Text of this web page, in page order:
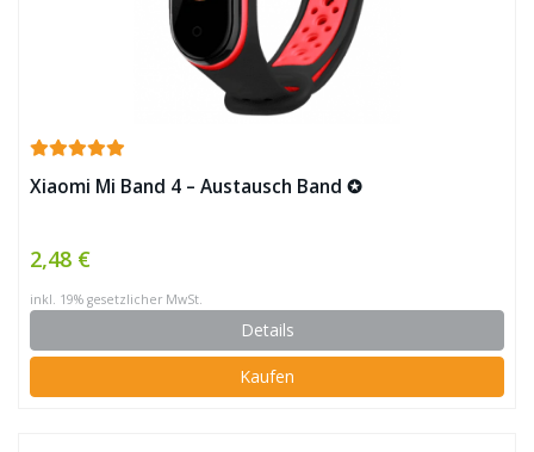
Xiaomi Mi Band 4 – Austausch Band ✪
2,48 €
inkl. 19% gesetzlicher MwSt.
Details
Kaufen